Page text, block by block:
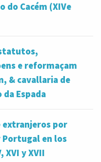
do Cacém (XIVe
e reformaçam
& cavallaria de
Espada
extranjeros por
Portugal en los
XVI y XVII